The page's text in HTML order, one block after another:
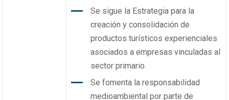
Se sigue la Estrategia para la
creación y consolidación de
productos turísticos experienciales
asociados a empresas vinculadas al
sector primario.
Se fomenta la responsabilidad
medioambiental por parte de